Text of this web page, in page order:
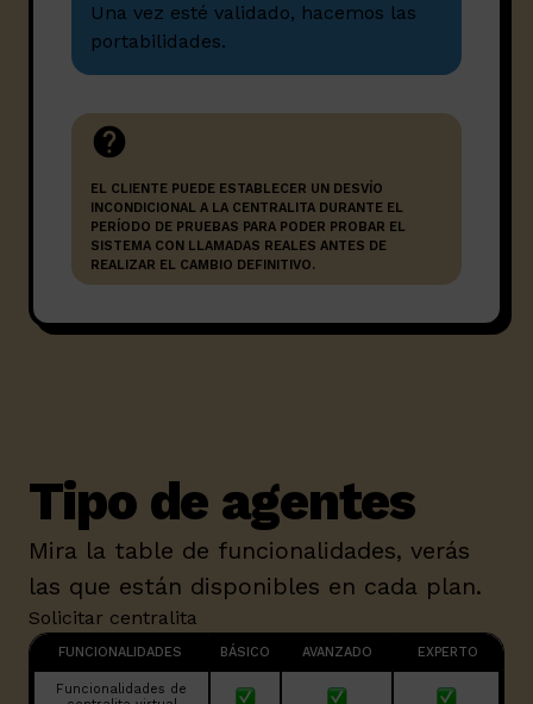
Una vez esté validado, hacemos las
portabilidades.
EL CLIENTE PUEDE ESTABLECER UN DESVÍO
INCONDICIONAL A LA CENTRALITA DURANTE EL
PERÍODO DE PRUEBAS PARA PODER PROBAR EL
SISTEMA CON LLAMADAS REALES ANTES DE
REALIZAR EL CAMBIO DEFINITIVO.
Tipo de agentes
Mira la table de funcionalidades, verás
las que están disponibles en cada plan.
Solicitar centralita
FUNCIONALIDADES BÁSICO AVANZADO EXPERTO
Funcionalidades de